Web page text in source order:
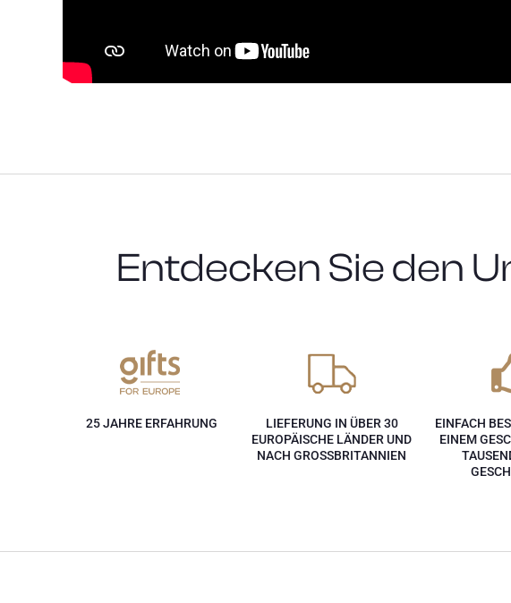
Entdecken Sie den
25 JAHRE ERFAHRUNG
LIEFERUNG IN ÜBER 30
EUROPÄISCHE LÄNDER UND
NACH GROSSBRITANNIEN
EINFACH
EINEM